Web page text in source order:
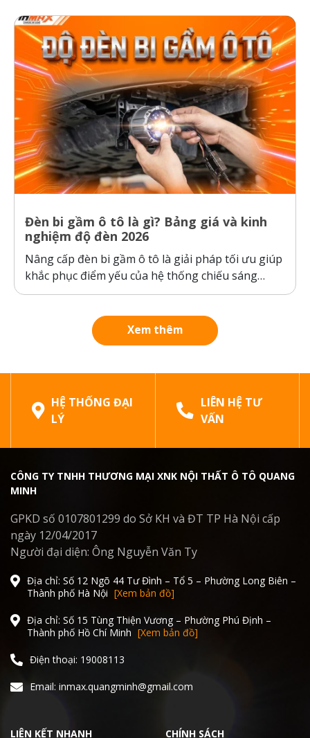
các dòng phim cách nhiệt cơ chế phản xạ và hấp
thụ...
Đèn bi gầm ô tô là gì? Bảng giá và kinh
nghiệm độ đèn 2026
Nâng cấp đèn bi gầm ô tô là giải pháp tối ưu giúp
khắc phục điểm yếu của hệ thống chiếu sáng
nguyên bản của xe, đảm bảo an toàn khi di
phân tích chi tiết cấu tạo, công...
Xem thêm
HỆ THỐNG ĐẠI
LÝ
LIÊN HỆ TƯ
VẤN
CÔNG TY TNHH THƯƠNG MẠI XNK NỘI THẤT Ô TÔ QUANG
MINH
GPKD số 0107801299 do Sở KH và ĐT TP Hà Nội cấp
ngày 12/04/2017
Người đại diện: Ông Nguyễn Văn Ty
Địa chỉ: Số 12 Ngõ 44 Tư Đình – Tổ 5 – Phường Long Biên –
Thành phố Hà Nội [Xem bản đồ]
Địa chỉ: Số 15 Tùng Thiện Vương – Phường Phú Định –
Thành phố Hồ Chí Minh [Xem bản đồ]
Điện thoại: 19008113
Email: inmax.quangminh@gmail.com
LIÊN KẾT NHANH CHÍNH SÁCH